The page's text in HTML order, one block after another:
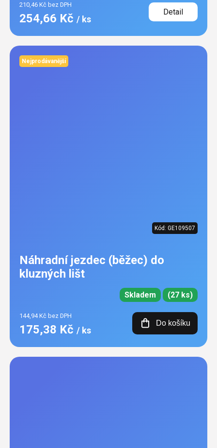
210,46 Kč bez DPH
254,66 Kč / ks
Detail
Nejprodávanější
Kód: GE109507
Náhradní jezdec (běžec) do
kluzných lišt
Skladem (27 ks)
144,94 Kč bez DPH
175,38 Kč / ks
Do košíku